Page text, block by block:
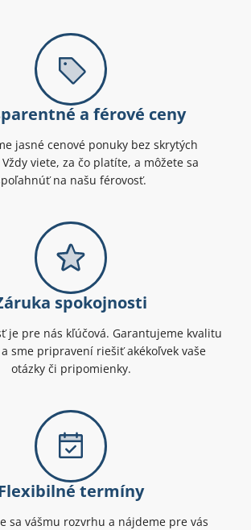
a férové ceny
jasné cenové ponuky bez skrytých
viete, za čo platíte, a môžete sa
na našu férovosť.
spokojnosti
je pre nás kľúčová. Garantujeme kvalitu
sme pripravení riešiť akékoľvek vaše
otázky či pripomienky.
termíny
sa vášmu rozvrhu a nájdeme pre vás